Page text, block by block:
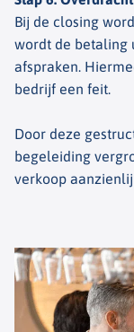
Bij de closing
wordt de betaling
afspraken.
bedrijf een feit.
Door deze
begeleiding
verkoop